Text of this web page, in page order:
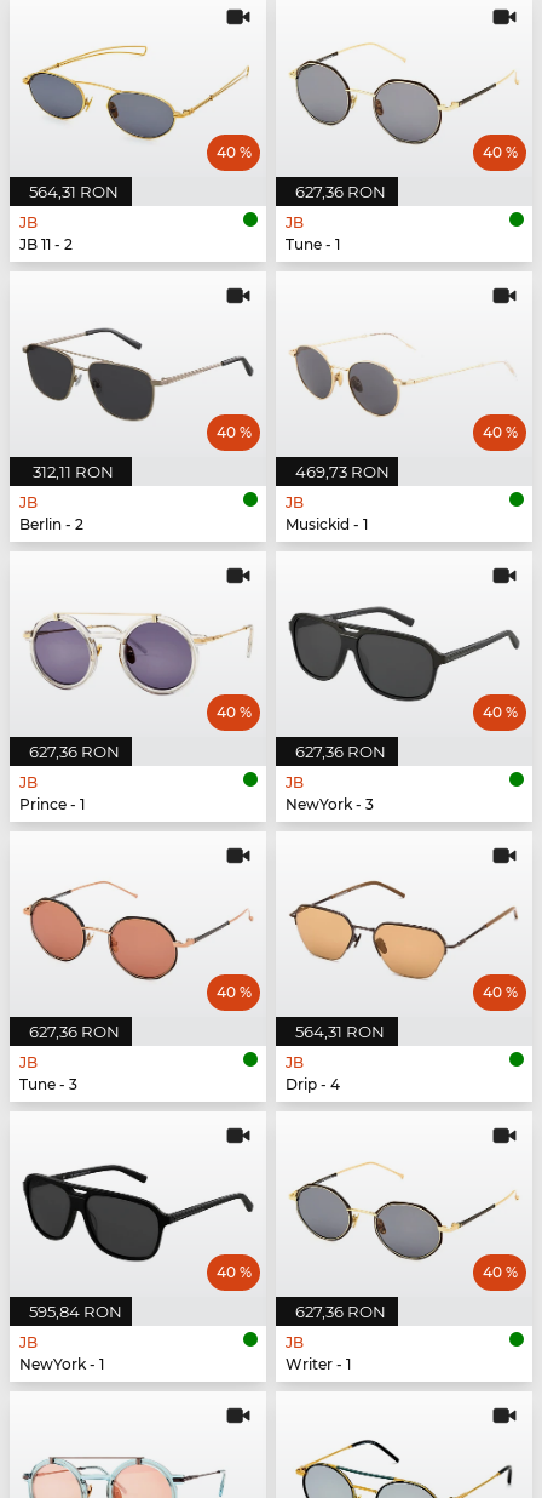
564,31 RON
40 %
JB
JB 11 - 2
627,36 RON
40 %
JB
Tune - 1
312,11 RON
40 %
JB
Berlin - 2
469,73 RON
40 %
JB
Musickid - 1
627,36 RON
40 %
JB
Prince - 1
627,36 RON
40 %
JB
NewYork - 3
627,36 RON
40 %
JB
Tune - 3
564,31 RON
40 %
JB
Drip - 4
595,84 RON
40 %
JB
NewYork - 1
627,36 RON
40 %
JB
Writer - 1